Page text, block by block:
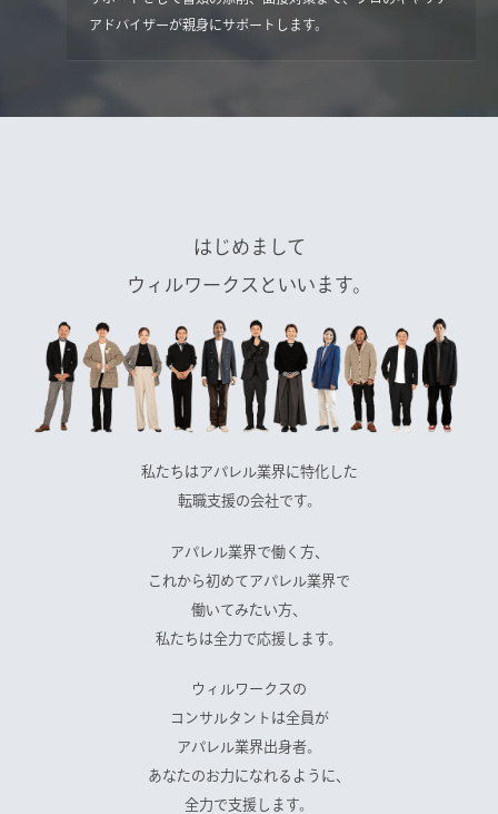
アドバイザーが親身にサポートします。
はじめまして
ウィルワークスといいます。
私たちはアパレル業界に特化した
転職支援の会社です。
アパレル業界で働く方、
これから初めてアパレル業界で
働いてみたい方、
私たちは全力で応援します。
ウィルワークスの
コンサルタントは全員が
アパレル業界出身者。
あなたのお力になれるように、
全力で支援します。